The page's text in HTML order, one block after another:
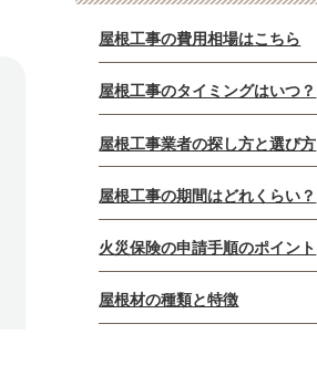
屋根工事の費用相場はこちら
屋根工事のタイミングはいつ？
屋根工事業者の探し方と選び方
屋根工事の期間はどれくらい？
火災保険の申請手順のポイント
屋根材の種類と特徴